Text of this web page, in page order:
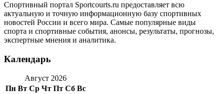
Спортивный портал Sportcourts.ru предоставляет всю
актуальную и точную информационную базу спортивных
новостей России и всего мира. Самые популярные виды
спорта и спортивные события, анонсы, результаты, прогнозы,
экспертные мнения и аналитика.
Календарь
Август 2026
Пн Вт Ср Чт Пт Сб Вс